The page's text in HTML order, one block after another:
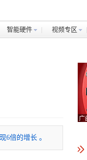
智能硬件 视频专区
6倍的增长 。